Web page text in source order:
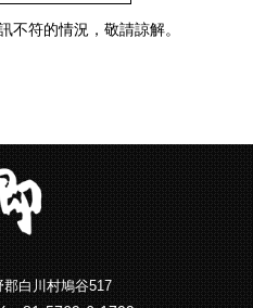
不符的情況，敬請諒解。
白川村鳩谷517